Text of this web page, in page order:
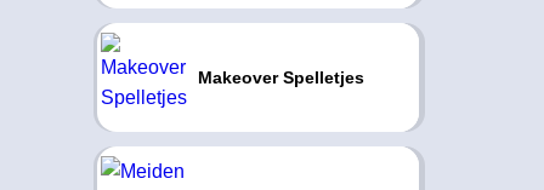
Makeover Spelletjes